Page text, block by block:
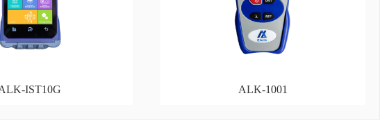
IST10G ALK-1001